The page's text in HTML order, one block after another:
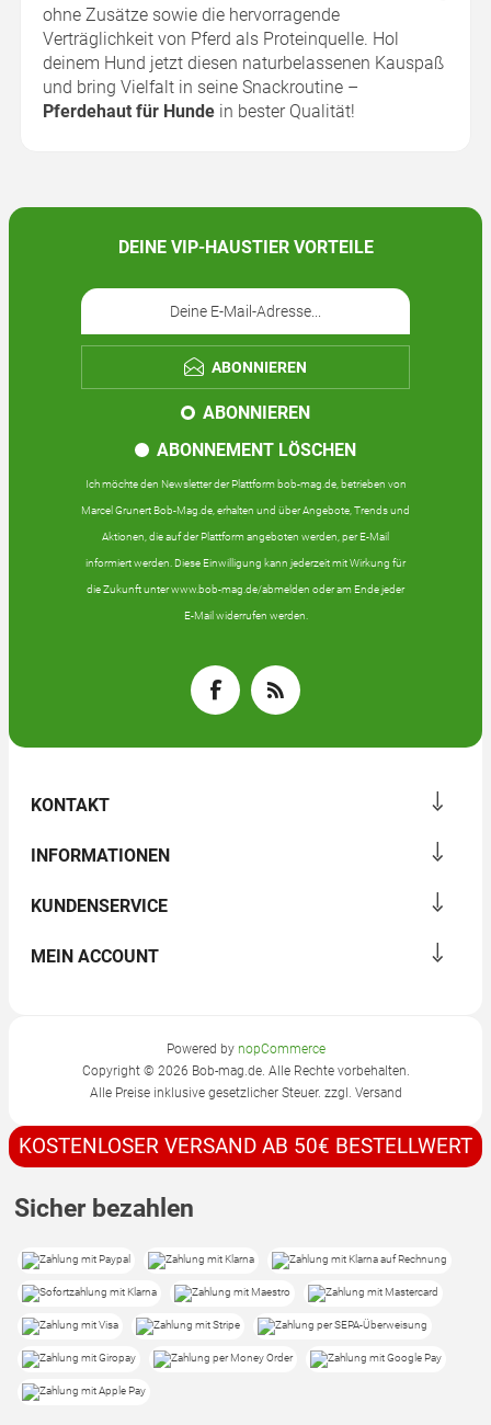
ohne Zusätze sowie die hervorragende
Verträglichkeit von Pferd als Proteinquelle. Hol
deinem Hund jetzt diesen naturbelassenen Kauspaß
und bring Vielfalt in seine Snackroutine –
Pferdehaut für Hunde in bester Qualität!
DEINE VIP-HAUSTIER VORTEILE
ABONNIEREN
ABONNIEREN
ABONNEMENT LÖSCHEN
Ich möchte den Newsletter der Plattform bob-mag.de, betrieben von
Marcel Grunert Bob-Mag.de, erhalten und über Angebote, Trends und
Aktionen, die auf der Plattform angeboten werden, per E-Mail
informiert werden. Diese Einwilligung kann jederzeit mit Wirkung für
die Zukunft unter www.bob-mag.de/abmelden oder am Ende jeder
E-Mail widerrufen werden.
KONTAKT
INFORMATIONEN
KUNDENSERVICE
MEIN ACCOUNT
Powered by nopCommerce
Copyright © 2026 Bob-mag.de. Alle Rechte vorbehalten.
Alle Preise inklusive gesetzlicher Steuer. zzgl. Versand
KOSTENLOSER VERSAND AB 50€ BESTELLWERT
Sicher bezahlen